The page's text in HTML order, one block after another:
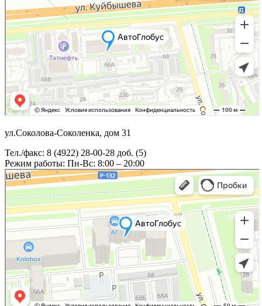
ул.Соколова-Соколенка, дом 31
Тел./факс: 8 (4922) 28-00-28 доб. (5)
Режим работы: Пн-Вс: 8:00 – 20:00